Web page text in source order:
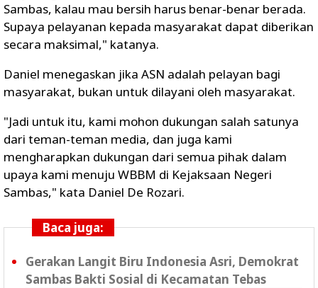
Sambas, kalau mau bersih harus benar-benar berada.
Supaya pelayanan kepada masyarakat dapat diberikan
secara maksimal," katanya.
Daniel menegaskan jika ASN adalah pelayan bagi
masyarakat, bukan untuk dilayani oleh masyarakat.
"Jadi untuk itu, kami mohon dukungan salah satunya
dari teman-teman media, dan juga kami
mengharapkan dukungan dari semua pihak dalam
upaya kami menuju WBBM di Kejaksaan Negeri
Sambas," kata Daniel De Rozari.
Baca juga:
Gerakan Langit Biru Indonesia Asri, Demokrat
Sambas Bakti Sosial di Kecamatan Tebas